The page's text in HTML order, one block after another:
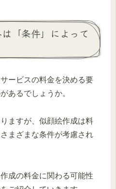
「条件」によって
ービスの料金を決める要
あるでしょうか。
ますが、似顔絵作成は料
まざまな条件が考慮され
成の料金に関わる可能性